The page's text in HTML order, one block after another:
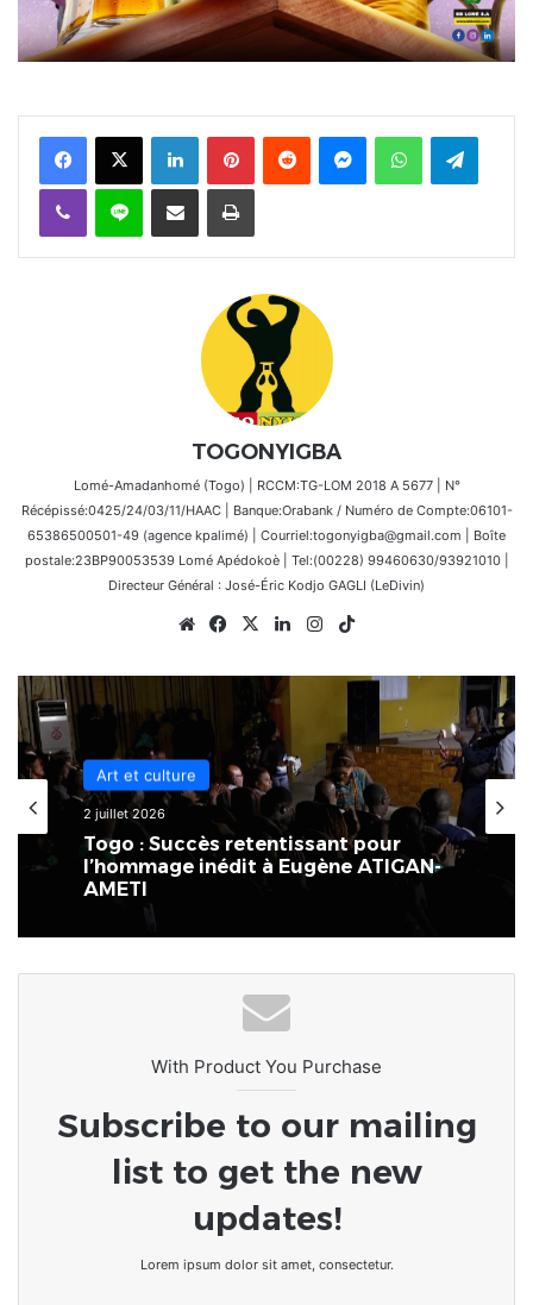
FacebookX Linkedin PinterestReddit MessengerWhatsAppTelegram
Viber Ligne Partager par email Imprimer
TOGONYIGBA
Lomé-Amadanhomé (Togo) | RCCM:TG-LOM 2018 A 5677 | N°
Récépissé:0425/24/03/11/HAAC | Banque:Orabank / Numéro de Compte:06101-
65386500501-49 (agence kpalimé) | Courriel:togonyigba@gmail.com | Boîte
postale:23BP90053539 Lomé Apédokoè | Tel:(00228) 99460630/93921010 |
Directeur Général : José-Éric Kodjo GAGLI (LeDivin)
WebsiteFacebook
X LinkedinInstagram
Art et culture
2 juillet 2026
Togo : Succès retentissant pour
l’hommage inédit à Eugène ATIGAN-
Actualités
17 juin 2026
À Lomé, les acteurs de la culture et
des médias se mobilisent pour
organiser une grande SOIRÉE -
HOMMAGE dédiée à Eugène ATIGAN.
With Product You Purchase
Subscribe to our mailing
list to get the new
updates!
Lorem ipsum dolor sit amet, consectetur.